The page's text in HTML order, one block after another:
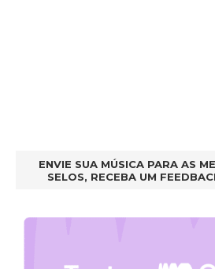
ENVIE SUA MÚSICA PARA AS
SELOS, RECEBA UM